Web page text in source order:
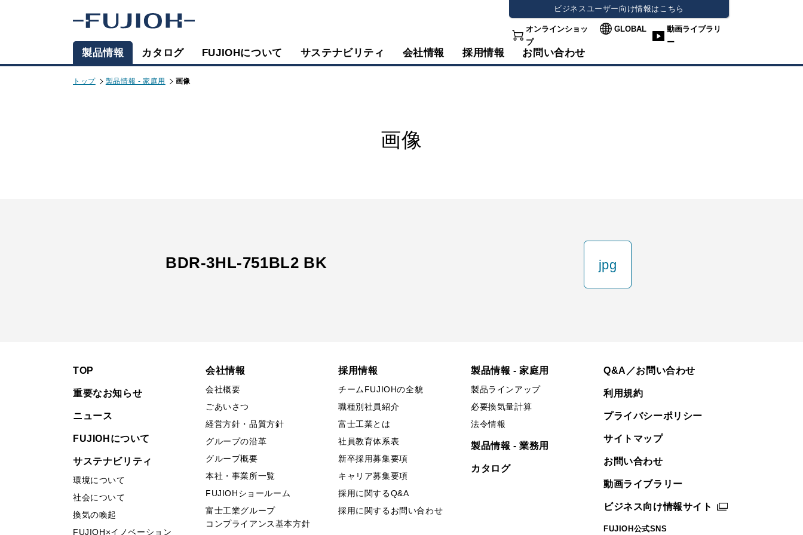
ビジネスユーザー向け情報はこちら
オンラインショッ
プ
GLOBAL
動画ライブラリ
ー
製品情報 カタログ FUJIOHについて サステナビリティ 会社情報 採用情報 お問い合わせ
トップ 製品情報 - 家庭用 画像
画像
BDR-3HL-751BL2 BK jpg
TOP
重要なお知らせ
ニュース
FUJIOHについて
サステナビリティ
環境について
社会について
換気の喚起
FUJIOH×イノベーション
会社情報
会社概要
ごあいさつ
経営方針・品質方針
グループの沿革
グループ概要
本社・事業所一覧
FUJIOHショールーム
富士工業グループ
コンプライアンス基本方針
採用情報
チームFUJIOHの全貌
職種別社員紹介
富士工業とは
社員教育体系表
新卒採用募集要項
キャリア募集要項
採用に関するQ&A
採用に関するお問い合わせ
製品情報 - 家庭用
製品ラインアップ
必要換気量計算
法令情報
製品情報 - 業務用
カタログ
Q&A／お問い合わせ
利用規約
プライバシーポリシー
サイトマップ
お問い合わせ
動画ライブラリー
ビジネス向け情報サイト
FUJIOH公式SNS